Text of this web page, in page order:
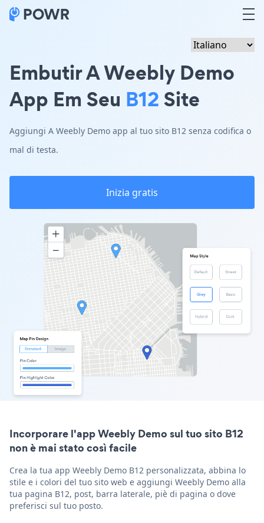
Embutir A Weebly Demo
App Em Seu B12Site
Aggiungi A Weebly Demo app al tuo sito B12 senza codifica o
mal di testa.
Inizia gratis
Incorporare l'app Weebly Demo sul tuo sito B12
non è mai stato così facile
Crea la tua app Weebly Demo B12 personalizzata, abbina lo
stile e i colori del tuo sito web e aggiungi Weebly Demo alla
tua pagina B12, post, barra laterale, piè di pagina o dove
preferisci sul tuo posto.